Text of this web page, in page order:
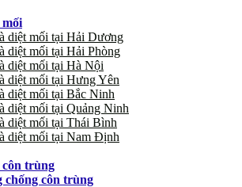
mối
diệt mối tại Hải Dương
diệt mối tại Hải Phòng
diệt mối tại Hà Nội
diệt mối tại Hưng Yên
diệt mối tại Bắc Ninh
diệt mối tại Quảng Ninh
diệt mối tại Thái Bình
diệt mối tại Nam Định
côn trùng
chống côn trùng